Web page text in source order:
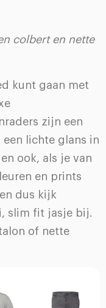
colbert en nette
kunt gaan met
zijn een
lichte glans in
ook, als je van
en prints
dus kijk
slim fit jasje bij.
of nette